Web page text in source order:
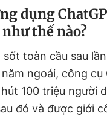
soạn Liên hệ
dụng
thế nào?
sốt toàn cầu sau
ngoái, công cụ
100 triệu người
đó và được giới